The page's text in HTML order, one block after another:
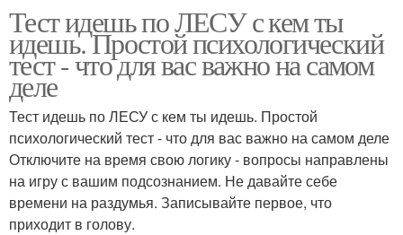
Тест идешь по ЛЕСУ с кем ты
идешь. Простой психологический
тест - что для вас важно на самом
деле
Тест идешь по ЛЕСУ с кем ты идешь. Простой
психологический тест - что для вас важно на самом деле
Отключите на время свою логику - вопросы направлены
на игру с вашим подсознанием. Не давайте себе
времени на раздумья. Записывайте первое, что
приходит в голову.